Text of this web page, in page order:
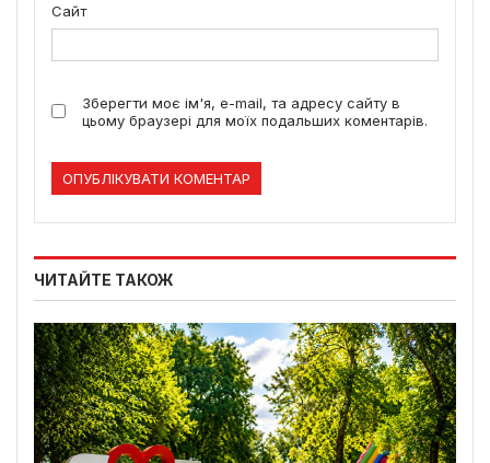
Сайт
Зберегти моє ім'я, e-mail, та адресу сайту в
цьому браузері для моїх подальших коментарів.
ЧИТАЙТЕ ТАКОЖ